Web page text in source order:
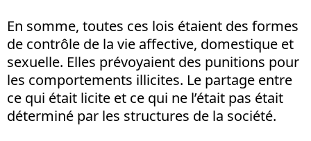
En somme, toutes ces lois étaient des formes
de contrôle de la vie affective, domestique et
sexuelle. Elles prévoyaient des punitions pour
les comportements illicites. Le partage entre
ce qui était licite et ce qui ne l’était pas était
déterminé par les structures de la société.